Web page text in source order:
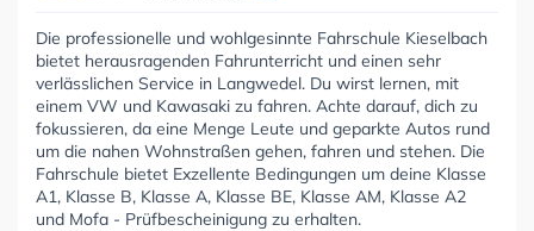
Die professionelle und wohlgesinnte Fahrschule Kieselbach
bietet herausragenden Fahrunterricht und einen sehr
verlässlichen Service in Langwedel. Du wirst lernen, mit
einem VW und Kawasaki zu fahren. Achte darauf, dich zu
fokussieren, da eine Menge Leute und geparkte Autos rund
um die nahen Wohnstraßen gehen, fahren und stehen. Die
Fahrschule bietet Exzellente Bedingungen um deine Klasse
A1, Klasse B, Klasse A, Klasse BE, Klasse AM, Klasse A2
und Mofa - Prüfbescheinigung zu erhalten.